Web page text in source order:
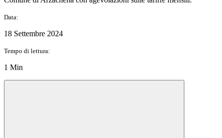
Data:
18 Settembre 2024
Tempo di lettura:
1 Min